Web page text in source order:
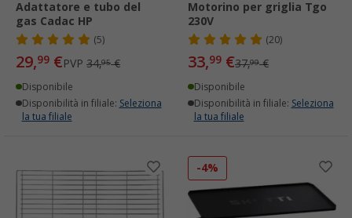
Adattatore e tubo del
gas Cadac HP
(5)
29,99 €PVP 34,95€
Disponibile
Disponibilità in filiale: Seleziona
la tua filiale
Motorino per griglia Tgo
230V
(20)
33,99 €37,99€
Disponibile
Disponibilità in filiale: Seleziona
la tua filiale
-4%